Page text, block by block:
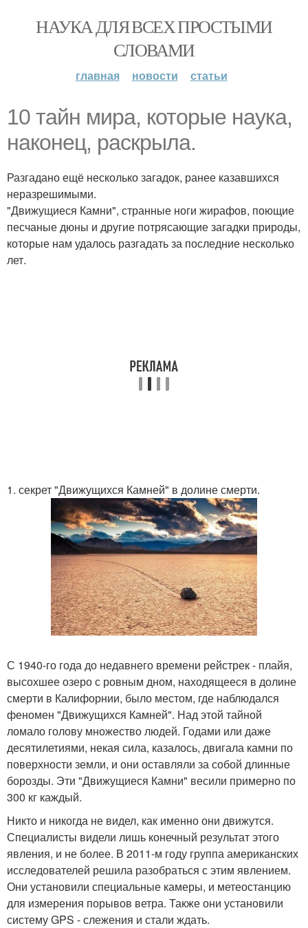
НАУКА ДЛЯ ВСЕХ ПРОСТЫМИ
СЛОВАМИ
главная новости статьи
10 тайн мира, которые наука,
наконец, раскрыла.
Разгадано ещё несколько загадок, ранее казавшихся
неразрешимыми.
"Движущиеся Камни", странные ноги жирафов, поющие
песчаные дюны и другие потрясающие загадки природы,
которые нам удалось разгадать за последние несколько
лет.
1. секрет "Движущихся Камней" в долине смерти.
С 1940-го года до недавнего времени рейстрек - плайя,
высохшее озеро с ровным дном, находящееся в долине
смерти в Калифорнии, было местом, где наблюдался
феномен "Движущихся Камней". Над этой тайной
ломало голову множество людей. Годами или даже
десятилетиями, некая сила, казалось, двигала камни по
поверхности земли, и они оставляли за собой длинные
борозды. Эти "Движущиеся Камни" весили примерно по
300 кг каждый.
Никто и никогда не видел, как именно они движутся.
Специалисты видели лишь конечный результат этого
явления, и не более. В 2011-м году группа американских
исследователей решила разобраться с этим явлением.
Они установили специальные камеры, и метеостанцию
для измерения порывов ветра. Также они установили
систему GPS - слежения и стали ждать.